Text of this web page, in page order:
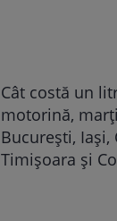
Cât costă un
motorină,
București, Iași,
Timișoara și